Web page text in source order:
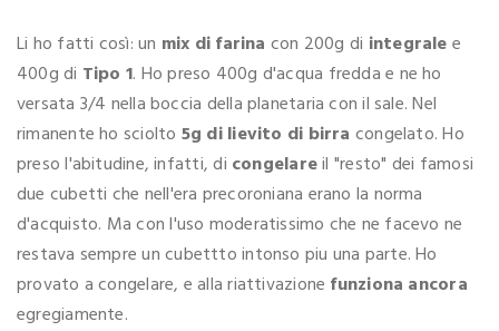
Li ho fatti così: un mix di farina con 200g di integralee
400g di Tipo 1. Ho preso 400g d'acqua fredda e ne ho
versata 3/4 nella boccia della planetaria con il sale. Nel
rimanente ho sciolto 5g di lievito di birra congelato. Ho
preso l'abitudine, infatti, di congelareil "resto" dei famosi
due cubetti che nell'era precoroniana erano la norma
d'acquisto. Ma con l'uso moderatissimo che ne facevo ne
restava sempre un cubettto intonso piu una parte. Ho
provato a congelare, e alla riattivazione funziona ancora
egregiamente.